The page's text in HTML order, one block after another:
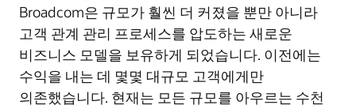
Broadcom은 규모가 훨씬 더 커졌을 뿐만 아니라
고객 관계 관리 프로세스를 압도하는 새로운
비즈니스 모델을 보유하게 되었습니다. 이전에는
수익을 내는 데 몇몇 대규모 고객에게만
의존했습니다. 현재는 모든 규모를 아우르는 수천